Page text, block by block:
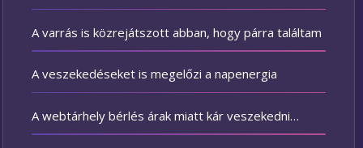
A varrás is közrejátszott abban, hogy párra találtam
A veszekedéseket is megelőzi a napenergia
A webtárhely bérlés árak miatt kár veszekedni…